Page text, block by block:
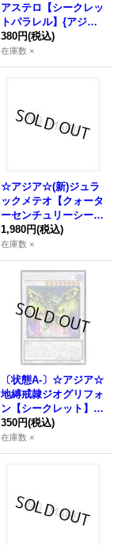
アステロ【シークレッ
トパラレル】{アジアT
W02-JP029}《シンク
ロ》
380円(税込)
在庫数 ×
☆アジア☆(新)ジュラ
ックメテオ【クォータ
ーセンチュリーシーク
レット】{アジアTW02
-JP040}《シンクロ》
1,980円(税込)
在庫数 ×
〔状態A-〕☆アジア☆
地縛戒隷ジオグリフォ
ン【シークレット】
{アジアAC03-JP023}
《シンクロ》
350円(税込)
在庫数 ×